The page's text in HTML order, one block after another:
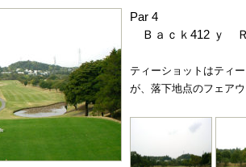
Par 4
Ｂａｃｋ412 ｙ
ティーショットはティ
が、落下地点のフェア